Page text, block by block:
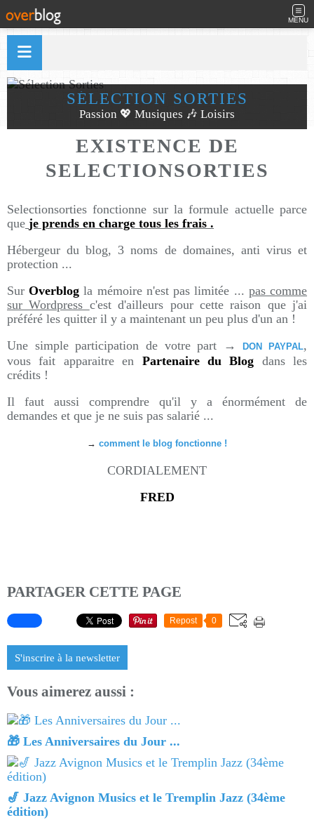
MENU
SÉLECTION SORTIES
Passion 💖 Musiques 🎶 Loisirs
EXISTENCE DE
SELECTIONSORTIES
Selectionsorties fonctionne sur la formule actuelle parce
que je prends en charge tous les frais .
Hébergeur du blog, 3 noms de domaines, anti virus et
protection ...
SurOverblog la mémoire n'est pas limitée ... pas comme
sur Wordpress c'est d'ailleurs pour cette raison que j'ai
préféré les quitter il y a maintenant un peu plus d'un an !
Une simple participation de votre part →DON PAYPAL,
vous fait apparaitre en Partenaire du Blog dans les
crédits !
Il faut aussi comprendre qu'il y a énormément de
demandes et que je ne suis pas salarié ...
→ comment le blog fonctionne !
CORDIALEMENT
FRED
PARTAGER CETTE PAGE
Repost 0
S'inscrire à la newsletter
Vous aimerez aussi :
🎁 Les Anniversaires du Jour ...
🎷 Jazz Avignon Musics et le Tremplin Jazz (34ème
édition)